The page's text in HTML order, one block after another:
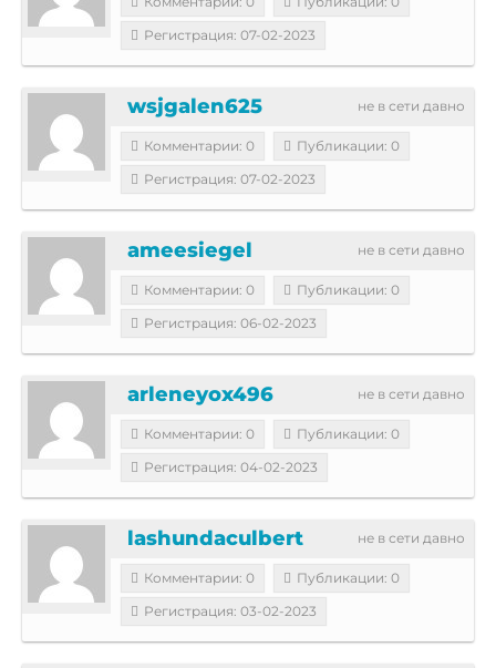
Регистрация: 07-02-2023
не в сети давно
wsjgalen625
Комментарии: 0
Публикации: 0
Регистрация: 07-02-2023
не в сети давно
ameesiegel
Комментарии: 0
Публикации: 0
Регистрация: 06-02-2023
не в сети давно
arleneyox496
Комментарии: 0
Публикации: 0
Регистрация: 04-02-2023
не в сети давно
lashundaculbert
Комментарии: 0
Публикации: 0
Регистрация: 03-02-2023